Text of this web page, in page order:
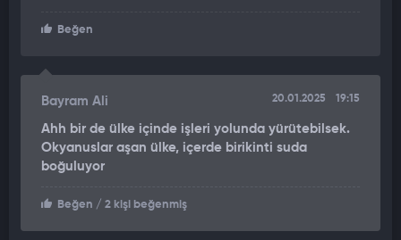
Beğen
Bayram Ali 20.01.2025 19:15
Ahh bir de ülke içinde işleri yolunda yürütebilsek.
Okyanuslar aşan ülke, içerde birikinti suda
boğuluyor
Beğen / 2 kişi beğenmiş